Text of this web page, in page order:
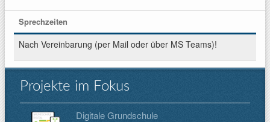
Sprechzeiten
Nach Vereinbarung (per Mail oder über MS Teams)!
Projekte im Fokus
Digitale Grundschule